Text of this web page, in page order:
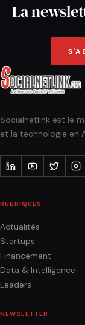
La
Socialnetlink est le
et la technologie en
RUBRIQUES
Actualités
Startups
Financement
Data & Intelligence
Leaders
NEWSLETTER